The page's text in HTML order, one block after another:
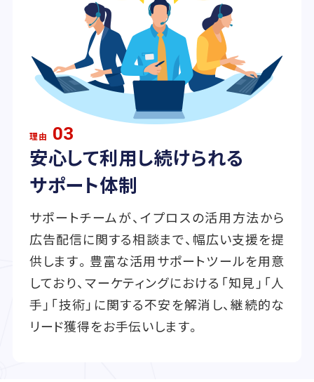
理由 03
安心して利用し続けられる
サポート体制
サポートチームが、イプロスの活用方法から
広告配信に関する相談まで、幅広い支援を提
供します。豊富な活用サポートツールを用意
しており、マーケティングにおける「知見」「人
手」「技術」に関する不安を解消し、継続的な
リード獲得をお手伝いします。